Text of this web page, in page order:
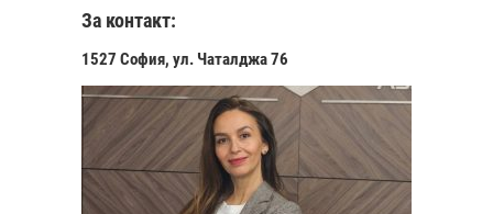
За контакт:
1527 София, ул. Чаталджа 76